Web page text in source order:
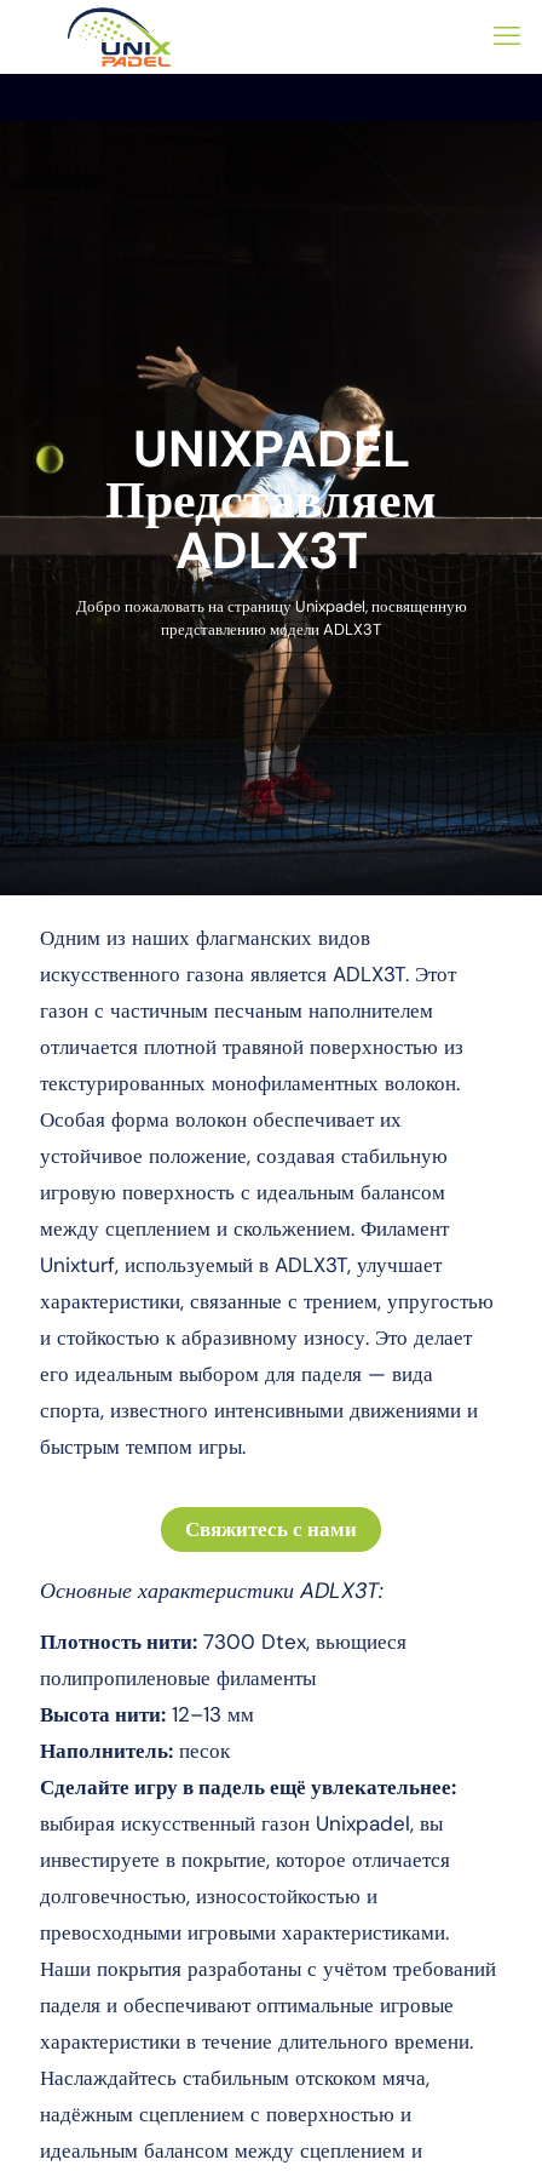
UNIXPADEL
Представляем
ADLX3T
Добро пожаловать на страницу Unixpadel, посвященную
представлению модели ADLX3T
Одним из наших флагманских видов
искусственного газона является ADLX3T. Этот
газон с частичным песчаным наполнителем
отличается плотной травяной поверхностью из
текстурированных монофиламентных волокон.
Особая форма волокон обеспечивает их
устойчивое положение, создавая стабильную
игровую поверхность с идеальным балансом
между сцеплением и скольжением. Филамент
Unixturf, используемый в ADLX3T, улучшает
характеристики, связанные с трением, упругостью
и стойкостью к абразивному износу. Это делает
его идеальным выбором для паделя — вида
спорта, известного интенсивными движениями и
быстрым темпом игры.
Свяжитесь с нами
Основные характеристики ADLX3T:
Плотность нити: 7300 Dtex, вьющиеся
полипропиленовые филаменты
Высота нити: 12–13 мм
Наполнитель: песок
Сделайте игру в падель ещё увлекательнее:
выбирая искусственный газон Unixpadel, вы
инвестируете в покрытие, которое отличается
долговечностью, износостойкостью и
превосходными игровыми характеристиками.
Наши покрытия разработаны с учётом требований
паделя и обеспечивают оптимальные игровые
характеристики в течение длительного времени.
Наслаждайтесь стабильным отскоком мяча,
надёжным сцеплением с поверхностью и
идеальным балансом между сцеплением и